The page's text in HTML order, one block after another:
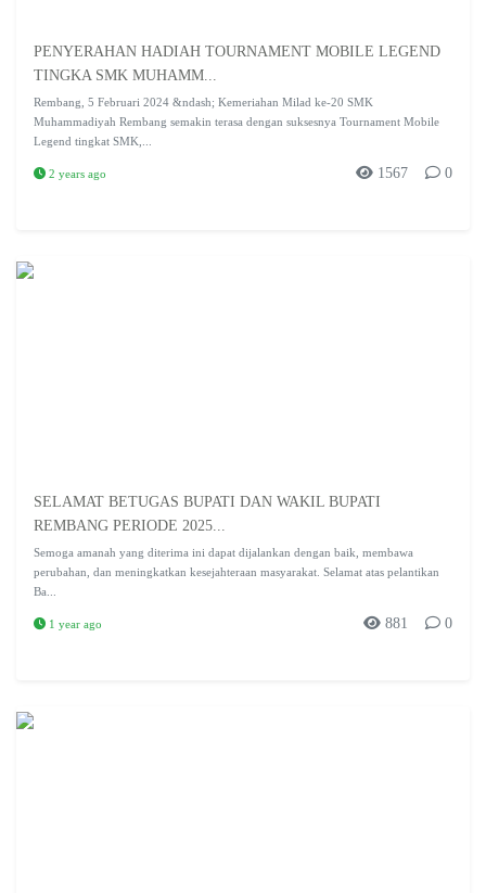
PENYERAHAN HADIAH TOURNAMENT MOBILE LEGEND
TINGKA SMK MUHAMM...
Rembang, 5 Februari 2024 &ndash; Kemeriahan Milad ke-20 SMK
Muhammadiyah Rembang semakin terasa dengan suksesnya Tournament Mobile
Legend tingkat SMK,...
2 years ago 0
1567
SELAMAT BETUGAS BUPATI DAN WAKIL BUPATI
REMBANG PERIODE 2025...
Semoga amanah yang diterima ini dapat dijalankan dengan baik, membawa
perubahan, dan meningkatkan kesejahteraan masyarakat. Selamat atas pelantikan
Ba...
1 year ago 0
881